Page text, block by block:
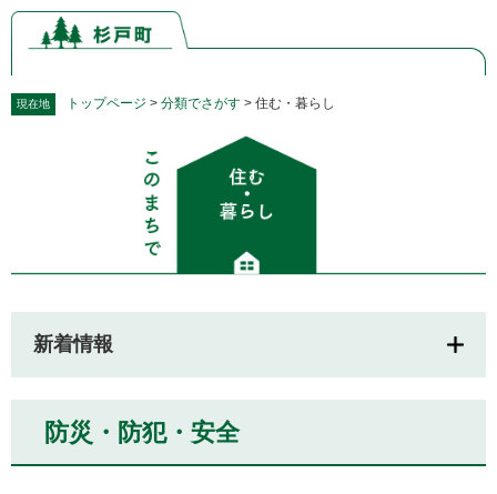
ペ
の
メ
ー
現在地 トップページ > 分類でさがす > 住む・暮らし
新着情報
防災・防犯・安全